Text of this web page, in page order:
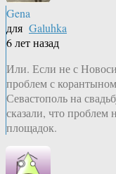
Gena
для Galuhka
6 лет назад
Или. Если не с
проблем с
Севастополь на
сказали, что
площадок.